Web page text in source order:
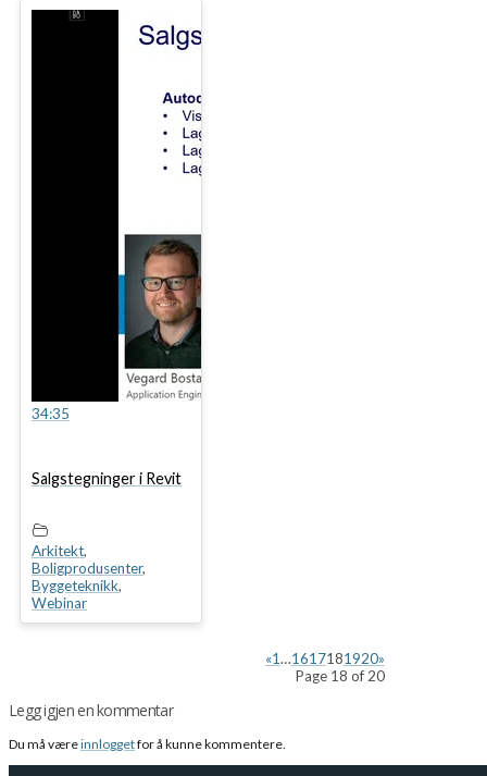
34:35
Salgstegninger i Revit
Arkitekt,
Boligprodusenter,
Byggeteknikk,
Webinar
«1…1617181920»
Page 18 of 20
Legg igjen en kommentar
Du må væreinnloggetfor å kunne kommentere.